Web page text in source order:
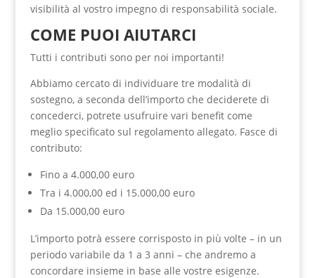
visibilità al vostro impegno di responsabilità sociale.
COME PUOI AIUTARCI
Tutti i contributi sono per noi importanti!
Abbiamo cercato di individuare tre modalità di
sostegno, a seconda dell’importo che deciderete di
concederci, potrete usufruire vari benefit come
meglio specificato sul regolamento allegato. Fasce di
contributo:
Fino a 4.000,00 euro
Tra i 4.000,00 ed i 15.000,00 euro
Da 15.000,00 euro
L’importo potrà essere corrisposto in più volte – in un
periodo variabile da 1 a 3 anni – che andremo a
concordare insieme in base alle vostre esigenze.